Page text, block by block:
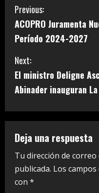
C
o
n
t
i
n
u
e
R
Previous:
ACOPRO Juramenta
Período 2024-2027
Next:
El ministro Deligne
Abinader inauguran
Deja una respuesta
Tu dirección de
publicada. Los
con *